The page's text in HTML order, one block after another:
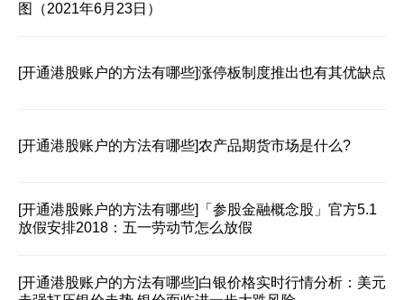
图（2021年6月23日）
[开通港股账户的方法有哪些]涨停板制度推出也有其优缺点
[开通港股账户的方法有哪些]农产品期货市场是什么?
[开通港股账户的方法有哪些]
「参股金融概念股」官方5.1
放假安排2018：五一劳动节怎么放假
[开通港股账户的方法有哪些]白银价格实时行情分析：美元